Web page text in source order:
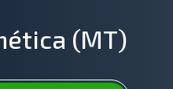
(MT)